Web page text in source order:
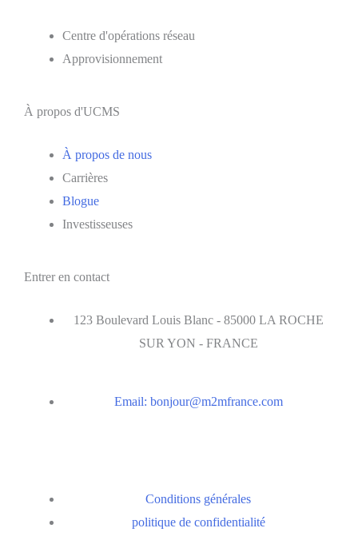
Centre d'opérations réseau
Approvisionnement
À propos d'UCMS
À propos de nous
Carrières
Blogue
Investisseuses
Entrer en contact
123 Boulevard Louis Blanc - 85000 LA ROCHE
SUR YON - FRANCE
Email: bonjour@m2mfrance.com
Conditions générales
politique de confidentialité